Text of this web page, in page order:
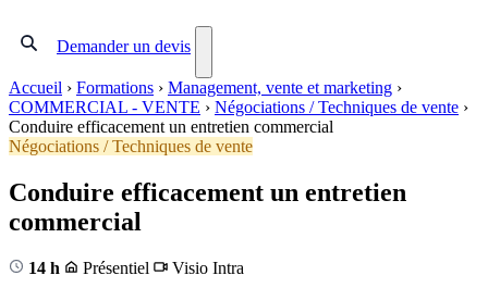
Demander un devis
Accueil › Formations › Management, vente et marketing ›
COMMERCIAL - VENTE › Négociations / Techniques de vente ›
Conduire efficacement un entretien commercial
Négociations / Techniques de vente
Conduire efficacement un entretien
commercial
14 h Présentiel Visio Intra